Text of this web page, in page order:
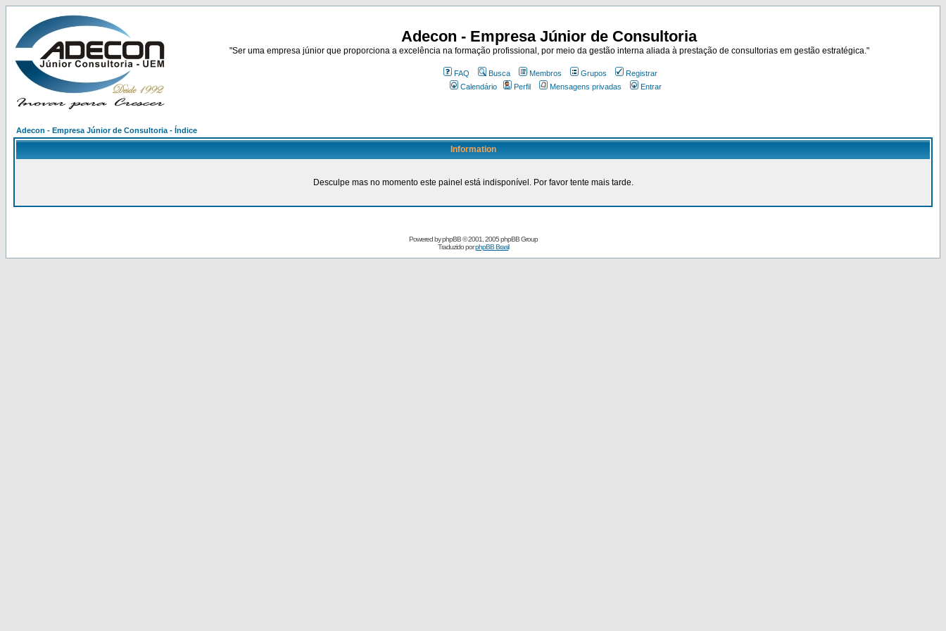
Adecon - Empresa Júnior de Consultoria
"Ser uma empresa júnior que proporciona a excelência na formação profissional, por meio da gestão interna aliada à prestação de consultorias em gestão estratégica."
FAQ Busca Membros Grupos
Registrar
Calendário
Perfil Mensagens privadas Entrar
Adecon - Empresa Júnior de Consultoria - Índice
Information
Desculpe mas no momento este painel está indisponível. Por favor tente mais tarde.
Powered byphpBB© 2001, 2005 phpBB Group
Traduzido porphpBB Brasil